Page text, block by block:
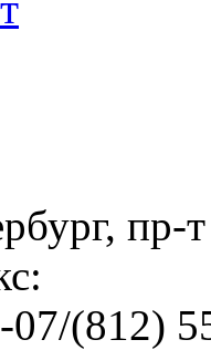
пр-
07/(812)